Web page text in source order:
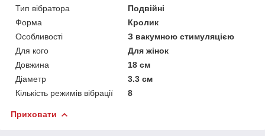
Тип вібратора
Подвійні
Форма
Кролик
Особливості
З вакумною стимуляцією
Для кого
Для жінок
Довжина
18 см
Діаметр
3.3 см
Кількість режимів вібрації
8
Приховати